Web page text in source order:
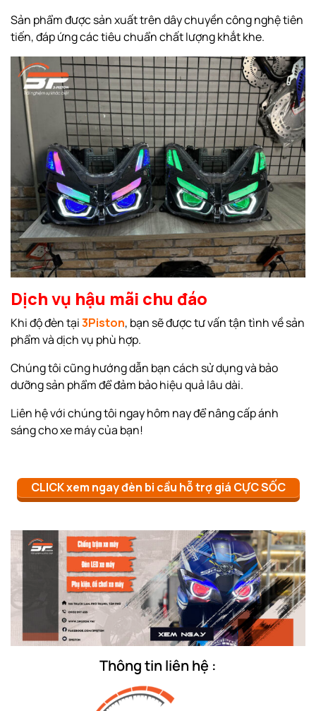
Sản phẩm được sản xuất trên dây chuyền công nghệ tiên
tiến, đáp ứng các tiêu chuẩn chất lượng khắt khe.
Dịch vụ hậu mãi chu đáo
Khi độ đèn tại3Piston, bạn sẽ được tư vấn tận tình về sản
phẩm và dịch vụ phù hợp.
Chúng tôi cũng hướng dẫn bạn cách sử dụng và bảo
dưỡng sản phẩm để đảm bảo hiệu quả lâu dài.
Liên hệ với chúng tôi ngay hôm nay để nâng cấp ánh
sáng cho xe máy của bạn!
CLICK xem ngay đèn bi cầu hỗ trợ giá CỰC SỐC
Thông tin liên hệ :